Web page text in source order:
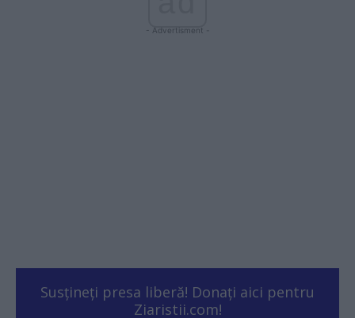
- Advertisment -
Susțineți presa liberă! Donați aici pentru
Ziaristii.com!